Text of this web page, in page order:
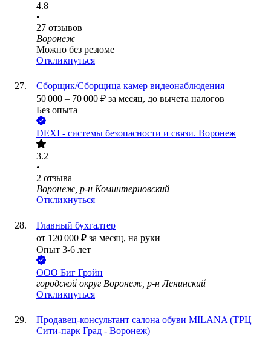
4.8
•
27 отзывов
Воронеж
Можно без резюме
Откликнуться
Сборщик/Сборщица камер видеонаблюдения
50 000 – 70 000 ₽ за месяц, до вычета налогов
Без опыта
DEXI - системы безопасности и связи. Воронеж
3.2
•
2 отзыва
Воронеж, р-н Коминтерновский
Откликнуться
Главный бухгалтер
от 120 000 ₽ за месяц, на руки
Опыт 3-6 лет
ООО Биг Грэйн
городской округ Воронеж, р-н Ленинский
Откликнуться
Продавец-консультант салона обуви MILANA (ТРЦ
Сити-парк Град - Воронеж)